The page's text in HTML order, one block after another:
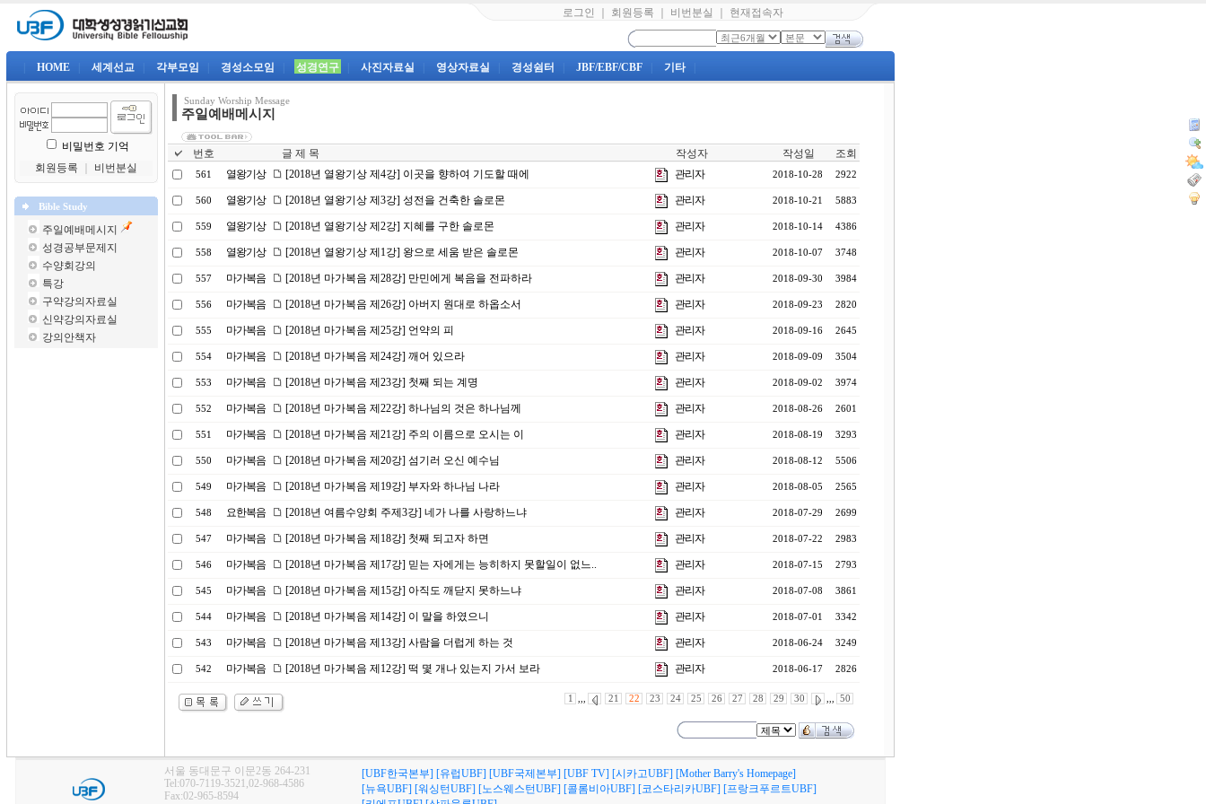
로그인 회원등록 비번분실 현재접속자
HOME 세계선교 각부모임 경성소모임 성경연구 사진자료실 영상자료실 경성쉼터 JBF/EBF/CBF 기타
비밀번호 기억
회원등록
비번분실
Bible Study
주일예배메시지
성경공부문제지
수양회강의
특강
구약강의자료실
신약강의자료실
강의안책자
Sunday Worship Message
주일예배메시지
번호 글 제 목 작성자 작성일 조회
561 열왕기상 [2018년 열왕기상 제4강] 이곳을 향하여 기도할 때에 관리자 2018-10-28 2922
560 열왕기상 [2018년 열왕기상 제3강] 성전을 건축한 솔로몬 관리자 2018-10-21 5883
559 열왕기상 [2018년 열왕기상 제2강] 지혜를 구한 솔로몬 관리자 2018-10-14 4386
558 열왕기상 [2018년 열왕기상 제1강] 왕으로 세움 받은 솔로몬 관리자 2018-10-07 3748
557 마가복음 [2018년 마가복음 제28강] 만민에게 복음을 전파하라 관리자 2018-09-30 3984
556 마가복음 [2018년 마가복음 제26강] 아버지 원대로 하옵소서 관리자 2018-09-23 2820
555 마가복음 [2018년 마가복음 제25강] 언약의 피 관리자 2018-09-16 2645
554 마가복음 [2018년 마가복음 제24강] 깨어 있으라 관리자 2018-09-09 3504
553 마가복음 [2018년 마가복음 제23강] 첫째 되는 계명 관리자 2018-09-02 3974
552 마가복음 [2018년 마가복음 제22강] 하나님의 것은 하나님께 관리자 2018-08-26 2601
551 마가복음 [2018년 마가복음 제21강] 주의 이름으로 오시는 이 관리자 2018-08-19 3293
550 마가복음 [2018년 마가복음 제20강] 섬기러 오신 예수님 관리자 2018-08-12 5506
549 마가복음 [2018년 마가복음 제19강] 부자와 하나님 나라 관리자 2018-08-05 2565
548 요한복음 [2018년 여름수양회 주제3강] 네가 나를 사랑하느냐 관리자 2018-07-29 2699
547 마가복음 [2018년 마가복음 제18강] 첫째 되고자 하면 관리자 2018-07-22 2983
546 마가복음 [2018년 마가복음 제17강] 믿는 자에게는 능히하지 못할일이 없느.. 관리자 2018-07-15 2793
545 마가복음 [2018년 마가복음 제15강] 아직도 깨닫지 못하느냐 관리자 2018-07-08 3861
544 마가복음 [2018년 마가복음 제14강] 이 말을 하였으니 관리자 2018-07-01 3342
543 마가복음 [2018년 마가복음 제13강] 사람을 더럽게 하는 것 관리자 2018-06-24 3249
542 마가복음 [2018년 마가복음 제12강] 떡 몇 개나 있는지 가서 보라 관리자 2018-06-17 2826
1 ,,, 21 22 23 24 25 26 27 28 29 30 ,,, 50
서울 동대문구 이문2동 264-231
Tel:070-7119-3521,02-968-4586
Fax:02-965-8594
[UBF한국본부] [유럽UBF] [UBF국제본부] [UBF TV] [시카고UBF] [Mother Barry's Homepage]
[뉴욕UBF] [워싱턴UBF] [노스웨스턴UBF] [콜롬비아UBF] [코스타리카UBF] [프랑크푸르트UBF]